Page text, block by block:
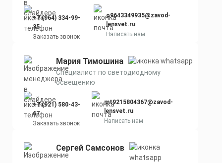
+7 (964) 334-99-
35
Заказать звонок
o9643349935@zavod-
lensvet.ru
Написать нам
Мария Тимошина
Cпециалист по светодиодному
освещению
+7 (921) 580-43-
67
Заказать звонок
mt9215804367@zavod-
lensvet.ru
Написать нам
Сергей Самсонов